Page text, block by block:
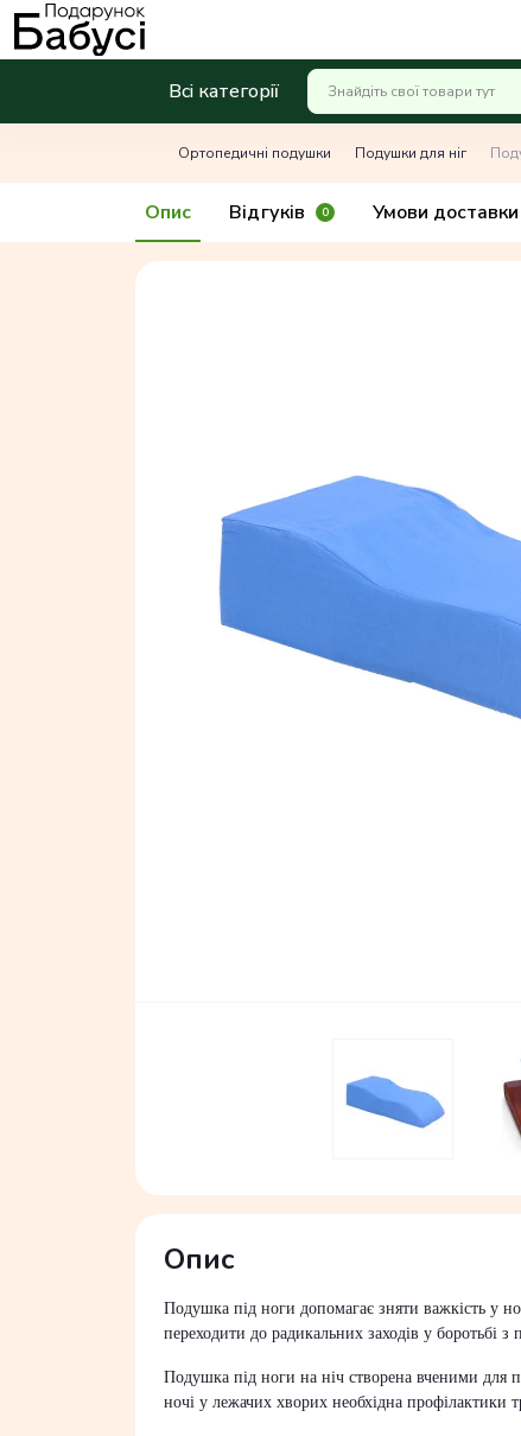
Всі категорії
Ортопедичні подушки Подушки для ніг
Опис Відгуків 0 Умови доставки
Опис
Подушка під ноги допомагає зняти важкість у
переходити до радикальних заходів у боротьбі
Подушка під ноги на ніч створена вченими
ночі у лежачих хворих необхідна профілактики